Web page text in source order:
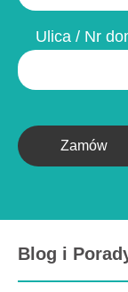
Ulica / Nr
Zamów
Blog i